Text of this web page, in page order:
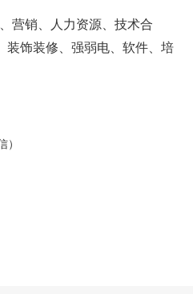
营销、人力资源、技术合
装饰装修、强弱电、软件、培
）